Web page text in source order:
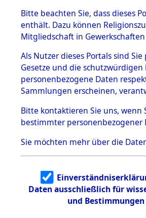
BESTÄNDE
1.
mente
5. Verschiedenes
5.3
Todesmärsche
5.3.1 Alliierte
Erhebungen
zu
Todesmärsch
en
5.3.2
Identifizierun
g
5.3.3
Todesmärsch
Bitte beachten Sie, dass dieses
enthält. Dazu können
Mitgliedschaft in
Als Nutzer dieses Portals sind
Gesetze und die
personenbezogene Daten
Sammlungen erscheinen,
Bitte kontaktieren Sie uns,
bestimmter
Sie möchten mehr über die
Daten ausschließlich für
und